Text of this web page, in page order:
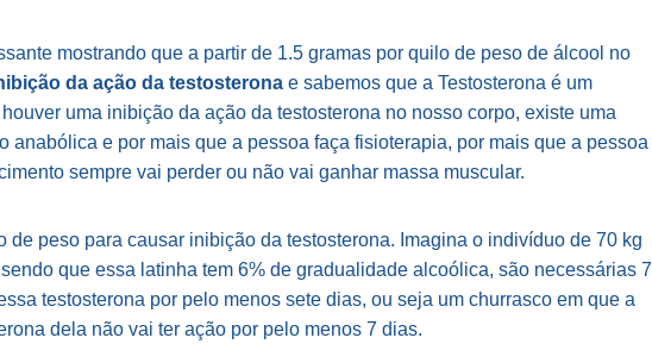
mostrando que a partir de 1.5 gramas por quilo de peso de álcool no
da ação da testosterona e sabemos que a Testosterona é um
uma inibição da ação da testosterona no nosso corpo, existe uma
anabólica e por mais que a pessoa faça fisioterapia, por mais que a pessoa
sempre vai perder ou não vai ganhar massa muscular.
de peso para causar inibição da testosterona. Imagina o indivíduo de 70 kg
que essa latinha tem 6% de gradualidade alcoólica, são necessárias 7
testosterona por pelo menos sete dias, ou seja um churrasco em que a
dela não vai ter ação por pelo menos 7 dias.